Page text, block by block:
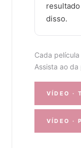
disso.
Cada
Assista ao
VÍDEO ·
VÍDEO ·